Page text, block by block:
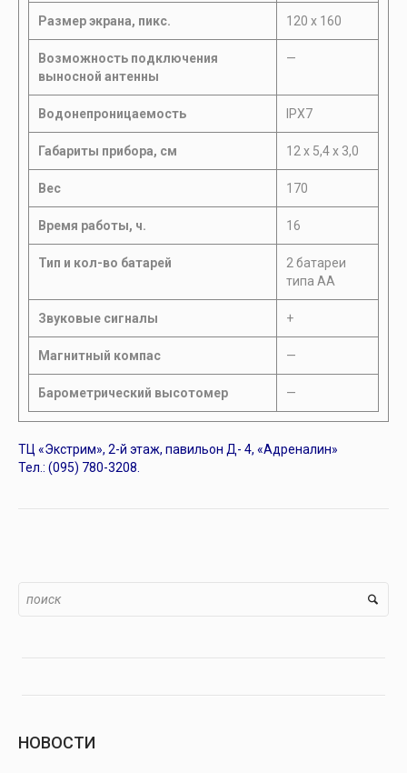
Размер экрана, пикс. 120 x 160
Возможность подключения
выносной антенны
—
Водонепроницаемость IPX7
Габариты прибора, см 12 х 5,4 х 3,0
Вес 170
Время работы, ч. 16
Тип и кол-во батарей
2 батареи
типа АА
Звуковые сигналы +
Магнитный компас —
Барометрический высотомер —
ТЦ «Экстрим», 2-й этаж, павильон Д- 4, «Адреналин»
Тел.: (095) 780-3208.
НОВОСТИ